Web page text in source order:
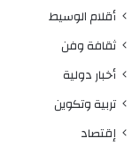
أقلام الوسيط
ثقافة وفن
أخبار دولية
تربية وتكوين
إقتصاد